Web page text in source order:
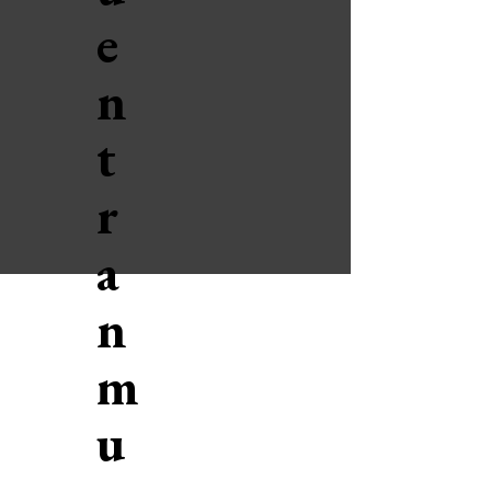
e
n
t
r
a
n
m
u